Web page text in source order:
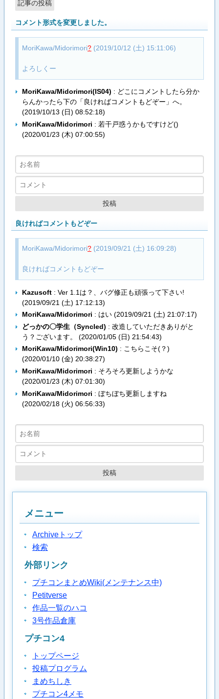
コメント形式を変更しました。
MoriKawa/Midorimori?(2019/10/12 (土) 15:11:06)
よろしくー
MoriKawa/Midorimori(IS04) : どこにコメントしたら分か
らんかったら下の「良ければコメントもどぞー」へ。
(2019/10/13 (日) 08:52:18)
MoriKawa/Midorimori : 若干戸惑うかもですけど()
(2020/01/23 (木) 07:00:55)
良ければコメントもどぞー
MoriKawa/Midorimori?(2019/09/21 (土) 16:09:28)
良ければコメントもどぞー
Kazusoft : Ver 1.1は？、バグ修正も頑張って下さい!
(2019/09/21 (土) 17:12:13)
MoriKawa/Midorimori : はい (2019/09/21 (土) 21:07:17)
どっかの〇学生（Syncled) : 改造していただきありがと
う？ございます。 (2020/01/05 (日) 21:54:43)
MoriKawa/Midorimori(Win10) : こちらこそ(？)
(2020/01/10 (金) 20:38:27)
MoriKawa/Midorimori : そろそろ更新しようかな
(2020/01/23 (木) 07:01:30)
MoriKawa/Midorimori : ぼちぼち更新しますね
(2020/02/18 (火) 06:56:33)
メニュー
Archiveトップ
検索
外部リンク
プチコンまとめWiki(メンテナンス中)
Petitverse
作品一覧のハコ
3号作品倉庫
プチコン4
トップページ
投稿プログラム
まめちしき
プチコン4メモ